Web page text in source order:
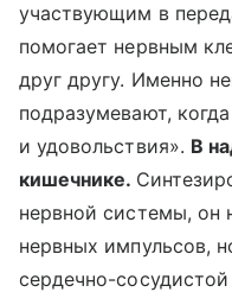
участвующим в
помогает нервным
друг другу. Именно
подразумевают,
и удовольствия». В
кишечнике.
нервной системы, он
нервных импульсов,
сердечно-